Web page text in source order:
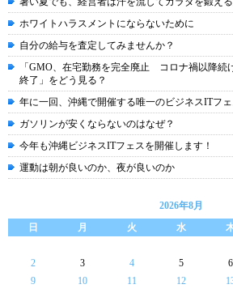
ホワイトハラスメントにならないために
自分の給与を査定してみませんか？
「GMO、在宅勤務を完全廃止 コロナ禍以降続
終了」をどう見る？
年に一回、沖縄で開催する唯一のビジネスITフェ
ガソリンが安くならないのはなぜ？
今年も沖縄ビジネスITフェスを開催します！
運動は朝が良いのか、夜が良いのか
2026年8月
日
月 火 水
2
3 4 5 6
9
10 11 12